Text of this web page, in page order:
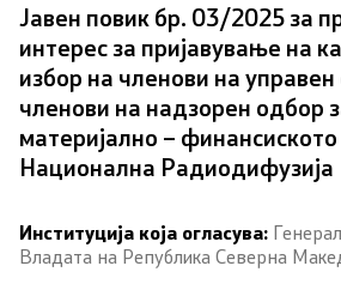
Завршени планови
Стратешки план на Генералниот
Национални стратегии
Влада
Јавен повик бр. 03/2025 за
интерес за пријавување на
избор на членови на
членови на надзорен одбор
материјално –
Национална Радиодифузија
Институција која огласува:
Владата на Република Северна